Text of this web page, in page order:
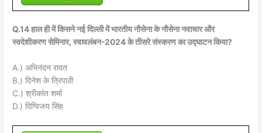
Q.14 हाल ही में किसने नई दिल्ली में भारतीय नौसेना के नौसेना नवाचार और
स्वदेशीकरण सेमिनार, स्वावलंबन-2024 के तीसरे संस्करण का उद्घाटन किया?
A.) अभिनंदन रावत
B.) दिनेश के त्रिपाठी
C.) श्रीकांत शर्मा
D.) दिग्विजय सिंह